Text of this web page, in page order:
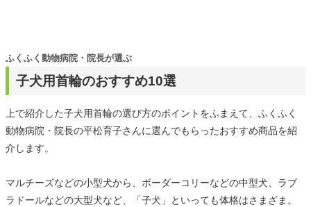
子犬用首輪のおすすめ10選
ふくふく動物病院・院長が選ぶ
上で紹介した子犬用首輪の選び方のポイントをふまえて、ふくふく
動物病院・院長の平松育子さんに選んでもらったおすすめ商品を紹
介します。
マルチーズなどの小型犬から、ボーダーコリーなどの中型犬、ラブ
ラドールなどの大型犬など、「子犬」といっても体格はさまざま。